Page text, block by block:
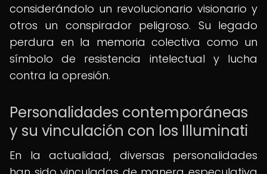
considerándolo un revolucionario visionario y
otros un conspirador peligroso. Su legado
perdura en la memoria colectiva como un
símbolo de resistencia intelectual y lucha
contra la opresión.
Personalidades contemporáneas
y su vinculación con los Illuminati
En la actualidad, diversas personalidades